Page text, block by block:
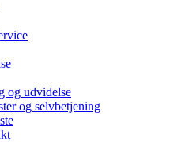
og udvidelse
og selvbetjening